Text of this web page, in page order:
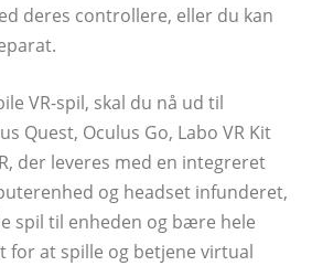
deres controllere, eller du kan
VR-spil, skal du nå ud til
Quest, Oculus Go, Labo VR Kit
der leveres med en integreret
og headset infunderet,
spil til enheden og bære hele
for at spille og betjene virtual